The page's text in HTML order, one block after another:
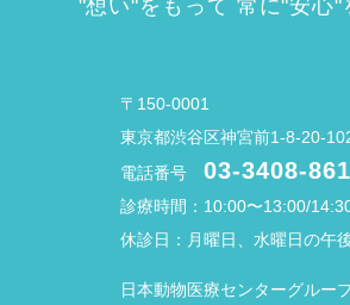
"想い"をもって 常に"安心"
〒150-0001
東京都渋谷区神宮前1-8-20-
電話番号 03-3408-
診療時間：10:00〜13:00/
休診日：月曜日、水曜日の午
日本動物医療センターグルー